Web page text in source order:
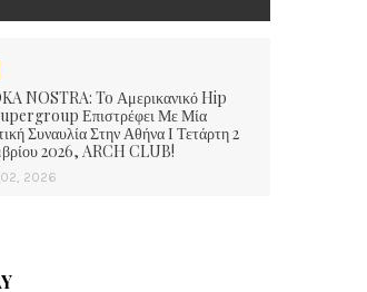
NOSTRA: To Αμερικανικό Hip
Επιστρέφει Με Μία
Συναυλία Στην Αθήνα Ι Τετάρτη 2
2026, ARCH CLUB!
2026